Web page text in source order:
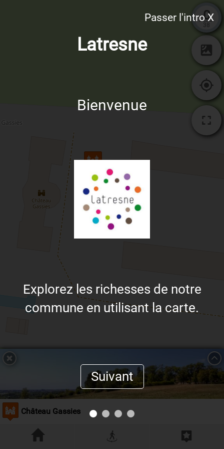
Passer l'intro X
Latresne
Bienvenue
Explorez les richesses de notre
commune en utilisant la carte.
Suivant
0
38
Château Gassies
Magnifiquement situé sur les hauteurs des coteaux,
face à la Garonne, le château de Gassies a une